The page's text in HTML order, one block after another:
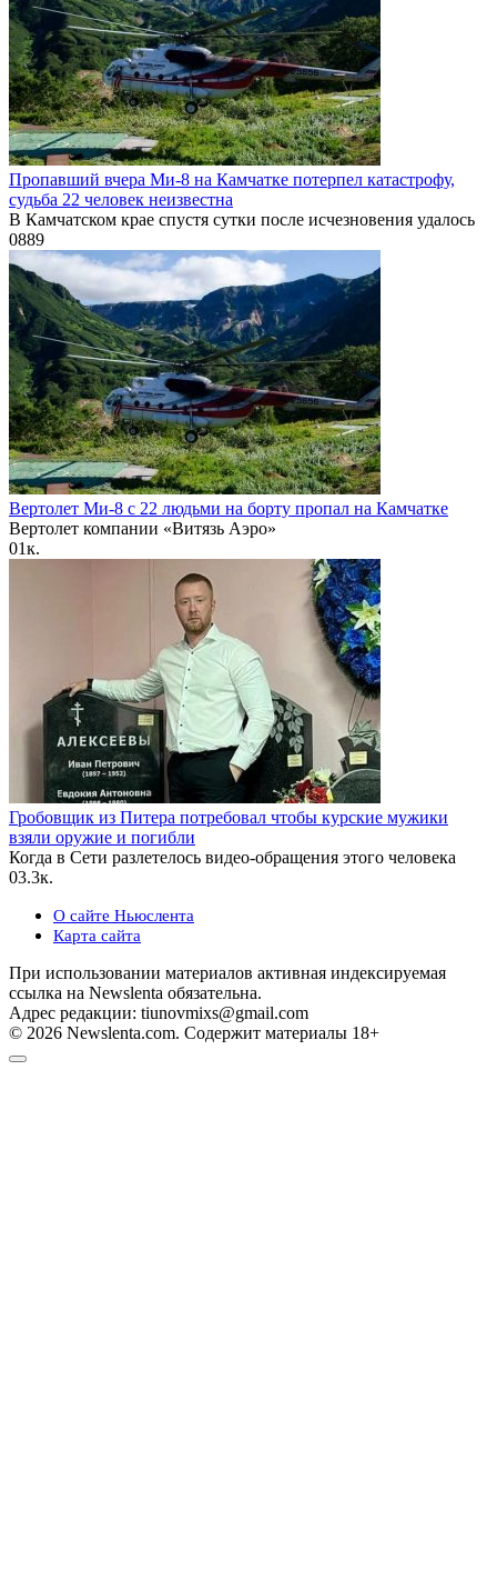
Пропавший вчера Ми-8 на Камчатке потерпел катастрофу,
судьба 22 человек неизвестна
В Камчатском крае спустя сутки после исчезновения удалось
0889
Вертолет Ми-8 с 22 людьми на борту пропал на Камчатке
Вертолет компании «Витязь Аэро»
01к.
Гробовщик из Питера потребовал чтобы курские мужики
взяли оружие и погибли
Когда в Сети разлетелось видео-обращения этого человека
03.3к.
О сайте Ньюслента
Карта сайта
При использовании материалов активная индексируемая
ссылка на Newslenta обязательна.
Адрес редакции: tiunovmixs@gmail.com
© 2026 Newslenta.com. Содержит материалы 18+